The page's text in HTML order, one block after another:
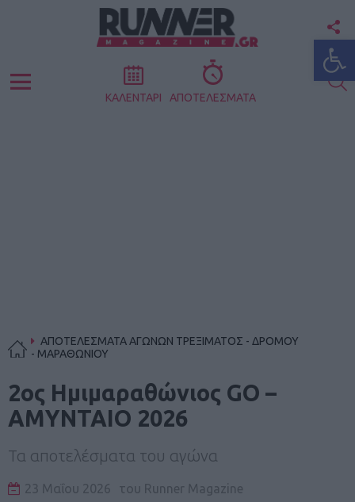
Menu ΚΑΛΕΝΤΑΡΙ ΑΠΟΤΕΛΕΣΜΑΤΑ
ΑΠΟΤΕΛΕΣΜΑΤΑ ΑΓΩΝΩΝ ΤΡΕΞΙΜΑΤΟΣ - ΔΡΟΜΟΥ
- ΜΑΡΑΘΩΝΙΟΥ
2ος Ημιμαραθώνιος GO –
AMYNTAIO 2026
Τα αποτελέσματα του αγώνα
23 Μαΐου 2026 του Runner Magazine